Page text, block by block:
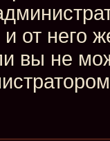
от него
вы не